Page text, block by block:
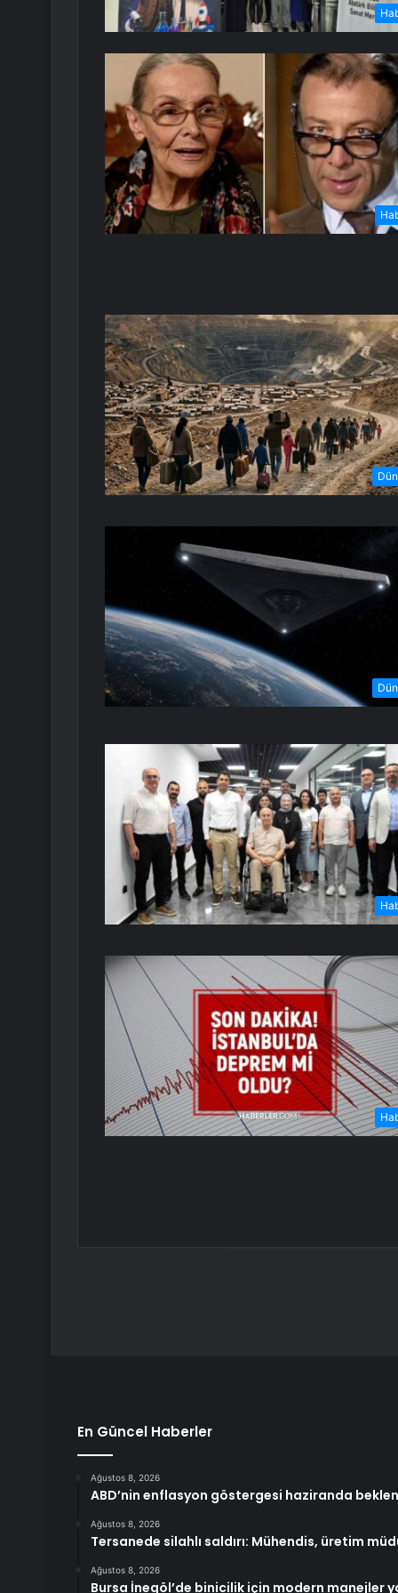
En Güncel Haberler
Ağustos 8, 2026
ABD’nin enflasyon göstergesi haziranda
Ağustos 8, 2026
Tersanede silahlı saldırı: Mühendis, üretim
Ağustos 8, 2026
Bursa İnegöl’de binicilik için modern manejler